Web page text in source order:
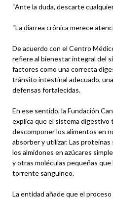
“Ante la duda, descarte
“La diarrea crónica merece
De acuerdo con el Centro
refiere al bienestar integral del
factores como una correcta
tránsito intestinal adecuado,
defensas fortalecidas.
En ese sentido, la Fundación
explica que el sistema digestivo
descomponer los alimentos en
absorber y utilizar. Las
los almidones en azúcares
y otras moléculas pequeñas
torrente sanguíneo.
La entidad añade que el